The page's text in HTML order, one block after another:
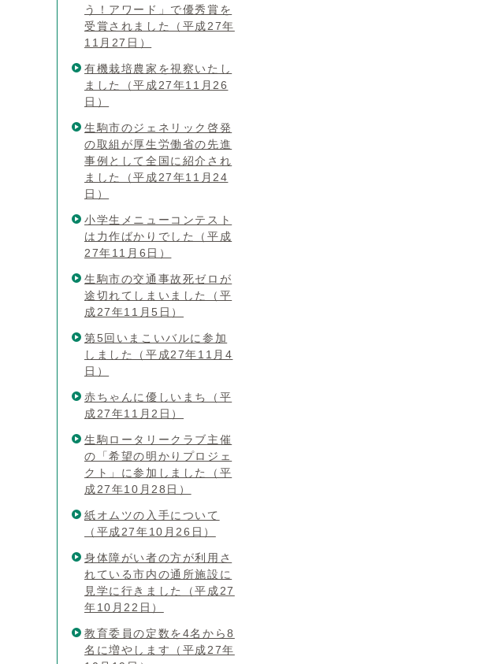
う！アワード」で優秀賞を
受賞されました（平成27年
11月27日）
有機栽培農家を視察いたし
ました（平成27年11月26
日）
生駒市のジェネリック啓発
の取組が厚生労働省の先進
事例として全国に紹介され
ました（平成27年11月24
日）
小学生メニューコンテスト
は力作ばかりでした（平成
27年11月6日）
生駒市の交通事故死ゼロが
途切れてしまいました（平
成27年11月5日）
第5回いまこいバルに参加
しました（平成27年11月4
日）
赤ちゃんに優しいまち（平
成27年11月2日）
生駒ロータリークラブ主催
の「希望の明かりプロジェ
クト」に参加しました（平
成27年10月28日）
紙オムツの入手について
（平成27年10月26日）
身体障がい者の方が利用さ
れている市内の通所施設に
見学に行きました（平成27
年10月22日）
教育委員の定数を4名から8
名に増やします（平成27年